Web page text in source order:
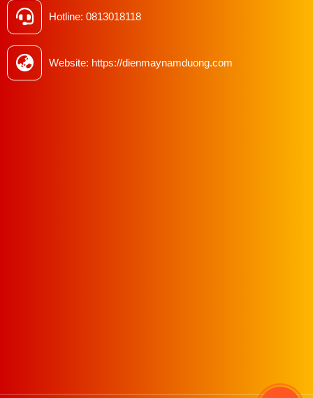
Hotline: 0813018118
Website: https://dienmaynamduong.com